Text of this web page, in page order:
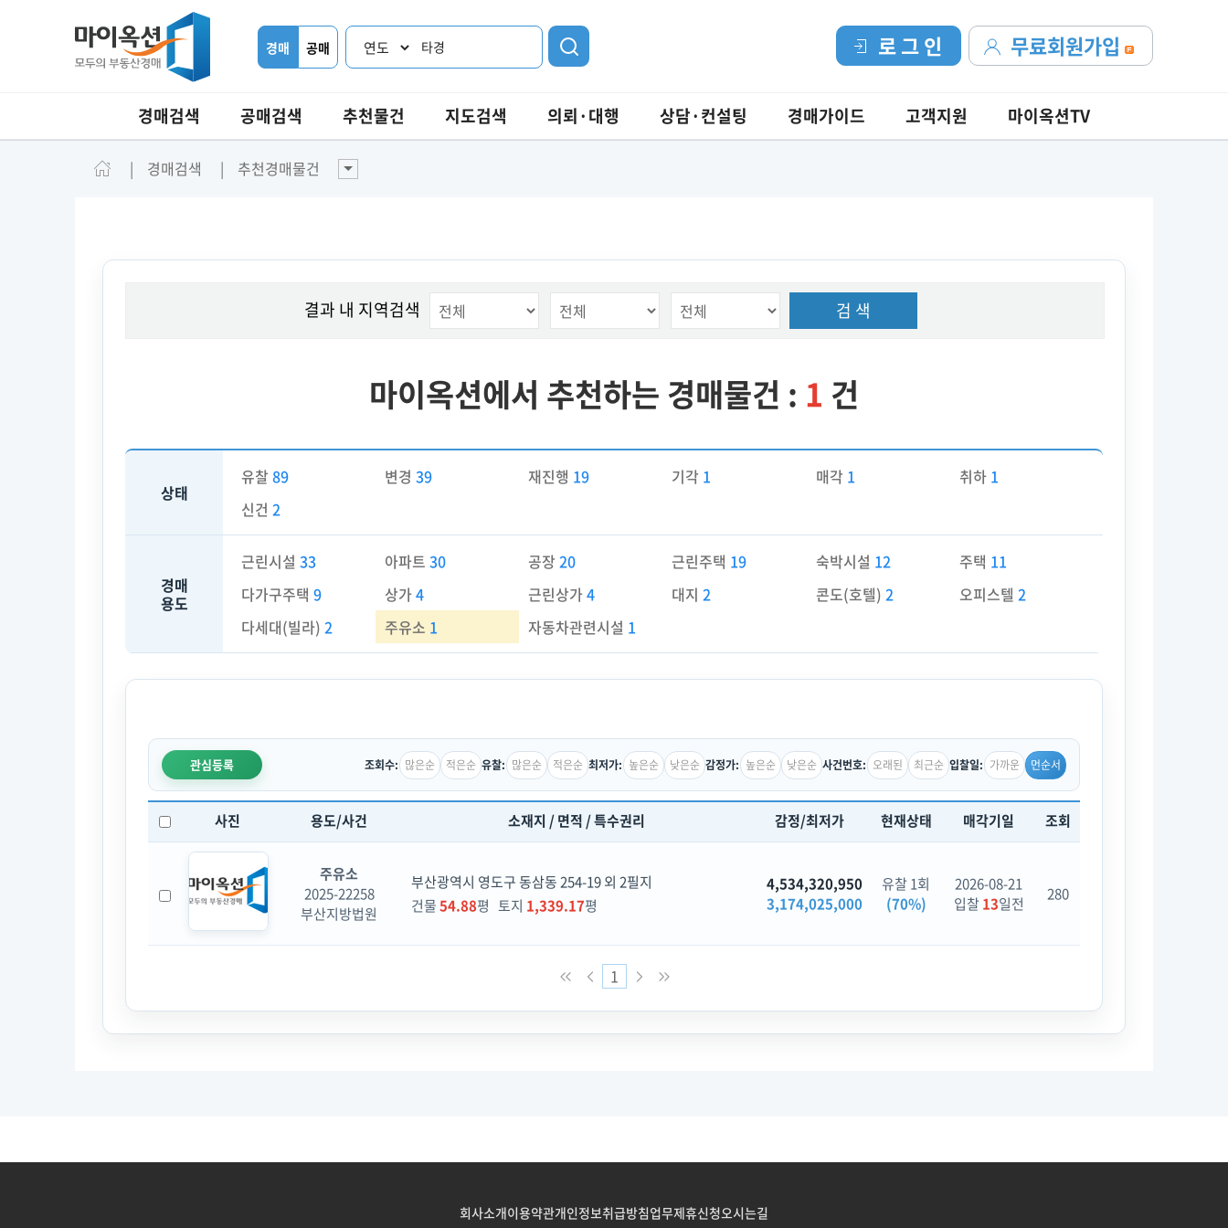
경매 공매 타경 무료회원가입
로 그 인
경매검색 공매검색 추천물건 지도검색 의뢰·대행 상담·컨설팅 경매가이드 고객지원 마이옥션TV
경매검색 추천경매물건
결과 내 지역검색 검 색
마이옥션에서 추천하는 경매물건 : 1 건
상태
유찰 89 변경39 재진행 19 기각 1 매각 1 취하 1
신건 2
경매
용도
근린시설 33 아파트30 공장20 근린주택 19 숙박시설 12 주택 11
다가구주택 9 상가4 근린상가4 대지2 콘도(호텔) 2 오피스텔 2
다세대(빌라) 2 주유소 1 자동차관련시설 1
관심등록 조회수: 많은순 적은순 유찰: 많은순 적은순 최저가: 높은순 낮은순 감정가: 높은순 낮은순 사건번호: 오래된 최근순 입찰일: 가까운 먼순서
사진 용도/사건 소재지 / 면적 / 특수권리 감정/최저가 현재상태 매각기일 조회
주유소
2025-22258
부산지방법원
부산광역시 영도구 동삼동 254-19 외 2필지
건물54.88평 토지 1,339.17평
4,534,320,950
3,174,025,000
유찰 1회
(70%)
2026-08-21
입찰13일전 280
1
회사소개이용약관개인정보취급방침업무제휴신청오시는길